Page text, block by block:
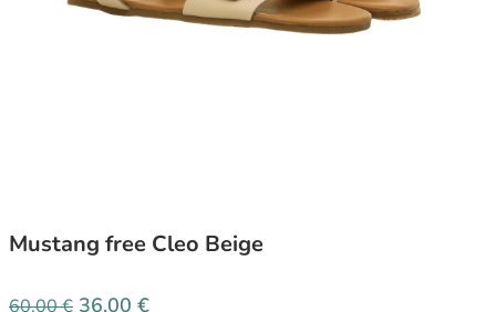
Mustang free Cleo Beige
60,00€ 36,00 €